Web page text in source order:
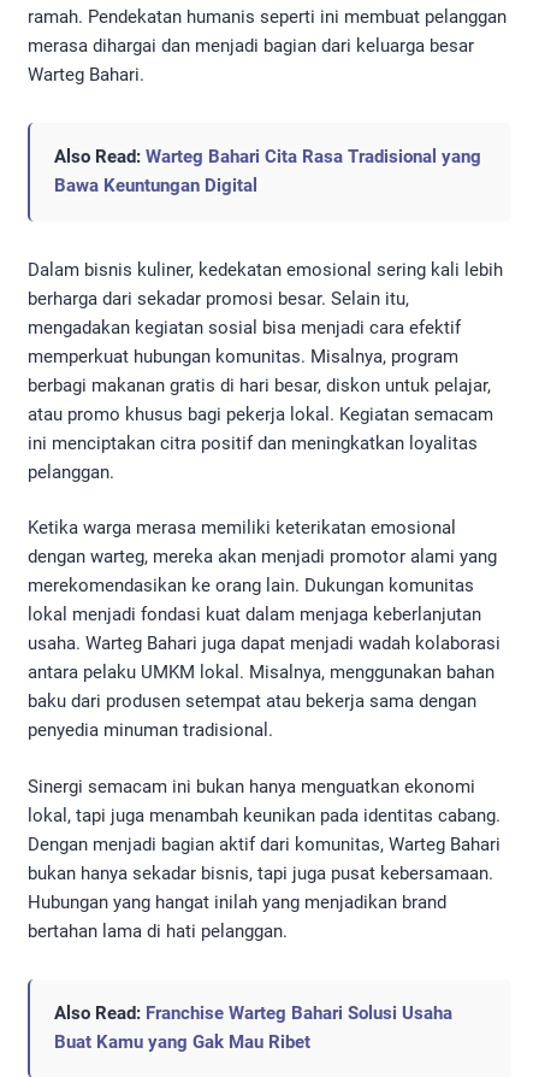
ramah. Pendekatan humanis seperti ini membuat pelanggan
merasa dihargai dan menjadi bagian dari keluarga besar
Warteg Bahari.
Also Read: Warteg Bahari Cita Rasa Tradisional yang
Bawa Keuntungan Digital
Dalam bisnis kuliner, kedekatan emosional sering kali lebih
berharga dari sekadar promosi besar. Selain itu,
mengadakan kegiatan sosial bisa menjadi cara efektif
memperkuat hubungan komunitas. Misalnya, program
berbagi makanan gratis di hari besar, diskon untuk pelajar,
atau promo khusus bagi pekerja lokal. Kegiatan semacam
ini menciptakan citra positif dan meningkatkan loyalitas
pelanggan.
Ketika warga merasa memiliki keterikatan emosional
dengan warteg, mereka akan menjadi promotor alami yang
merekomendasikan ke orang lain. Dukungan komunitas
lokal menjadi fondasi kuat dalam menjaga keberlanjutan
usaha. Warteg Bahari juga dapat menjadi wadah kolaborasi
antara pelaku UMKM lokal. Misalnya, menggunakan bahan
baku dari produsen setempat atau bekerja sama dengan
penyedia minuman tradisional.
Sinergi semacam ini bukan hanya menguatkan ekonomi
lokal, tapi juga menambah keunikan pada identitas cabang.
Dengan menjadi bagian aktif dari komunitas, Warteg Bahari
bukan hanya sekadar bisnis, tapi juga pusat kebersamaan.
Hubungan yang hangat inilah yang menjadikan brand
bertahan lama di hati pelanggan.
Also Read: Franchise Warteg Bahari Solusi Usaha
Buat Kamu yang Gak Mau Ribet